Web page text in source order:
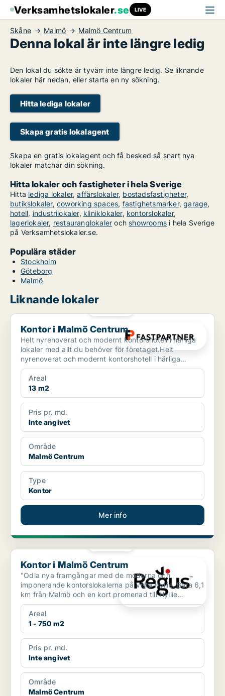
Verksamhetslokaler.se LIVE
Skåne Malmö Malmö Centrum
Denna lokal är inte längre ledig
Den lokal du sökte är tyvärr inte längre ledig. Se liknande
lokaler här nedan, eller starta en ny sökning.
Hitta lediga lokaler
Skapa gratis lokalagent
Skapa en gratis lokalagent och få besked så snart nya
lokaler matchar din sökning.
Hitta lokaler och fastigheter i hela Sverige
Hitta lediga lokaler,affärslokaler, bostadsfastigheter,
butikslokaler,coworking spaces, fastighetsmarker,garage,
hotell, industrilokaler, kliniklokaler, kontorslokaler,
lagerlokaler, restauranglokaler och showrooms i hela Sverige
på Verksamhetslokaler.se.
Populära städer
Stockholm
Göteborg
Malmö
Liknande lokaler
Kontor i Malmö Centrum
Kontor i Malmö Centrum
Helt nyrenoverat och modernt kontorshotell i härliga
lokaler med allt du behöver för företaget.Helt
nyrenoverat och modernt kontorshotell i härliga
lokaler.R...
Areal
13 m2
Pris pr. md.
Inte angivet
Område
Malmö Centrum
Type
Kontor
Mer info
Kontor i Malmö Centrum
Kontor i Malmö Centrum
"Odla nya framgångar med de moderna och
imponerande kontorslokalerna på Vista Hyllie. Bara 6,1
km från Malmö och en kort promenad till Hyllie
tågstation, pla...
Areal
1 - 750 m2
Pris pr. md.
Inte angivet
Område
Malmö Centrum